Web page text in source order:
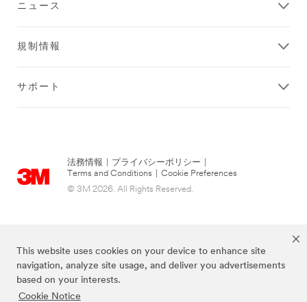
This website uses cookies on your device to enhance site
navigation, analyze site usage, and deliver you advertisements
based on your interests.
Cookie Notice
ニュース
規制情報
サポート
法務情報 プライバシーポリシー
Terms and Conditions
Cookie Preferences
© 3M 2026. All Rights Reserved.